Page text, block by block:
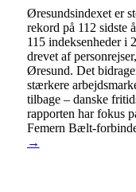
Øresundsindexet er
rekord på 112 sidste
115 indeksenheder
drevet af
Øresund. Det
stærkere
tilbage – danske
rapporten har fokus
Femern Bælt-
→